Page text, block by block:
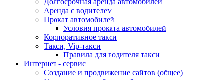
Аренда с водителем
Прокат автомобилей
Условия проката автомобилей
Корпоративное такси
Такси, Vip-такси
Правила для водителя такси
Интернет - сервис
Создание и продвижение сайтов (общее)